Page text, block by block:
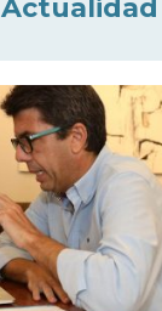
Actualidad